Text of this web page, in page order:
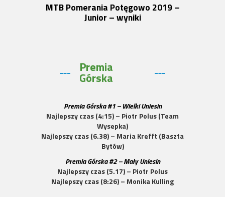
MTB Pomerania Potęgowo 2019 –
Junior – wyniki
Premia
Górska
Premia Górska #1 – Wielki Uniesin
Najlepszy czas (4:15) – Piotr Polus (Team
Wysepka)
Najlepszy czas (6.38) – Maria Krefft (Baszta
Bytów)
Premia Górska #2 – Mały Uniesin
Najlepszy czas (5.17) – Piotr Polus
Najlepszy czas (8:26) – Monika Kulling